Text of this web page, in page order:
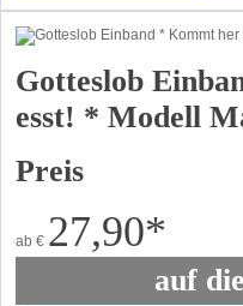
Gotteslob
esst! * Modell
Preis
ab € 27,90*
auf